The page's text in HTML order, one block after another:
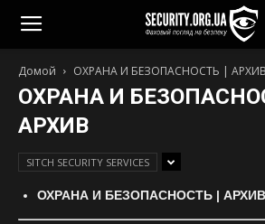
Домой ОХРАНА И БЕЗОПАСНОСТЬ | АРХИВ
ОХРАНА И
АРХИВ
SITCH SECURITY SERVICES
ОХРАНА И БЕЗОПАСНОСТЬ |